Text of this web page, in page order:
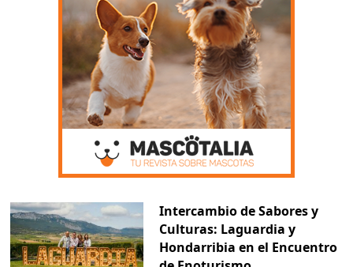
Intercambio de Sabores y
Culturas: Laguardia y
Hondarribia en el Encuentro